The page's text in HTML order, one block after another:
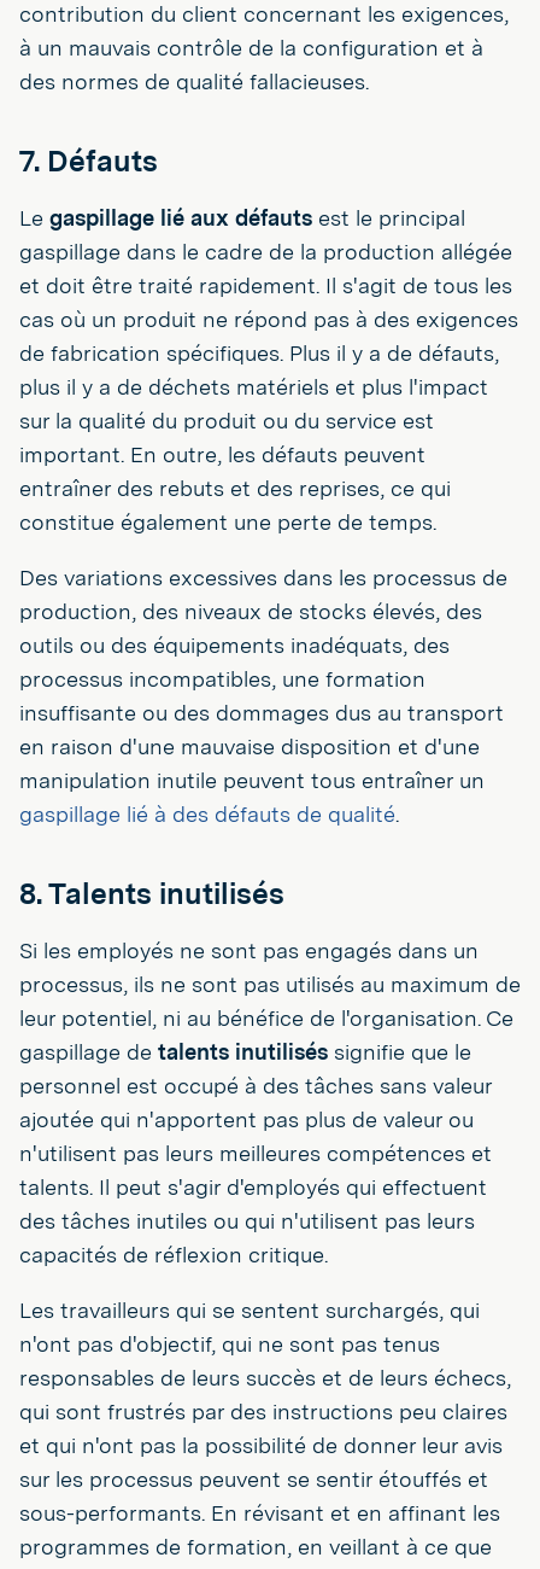
contribution du client concernant les exigences,
à un mauvais contrôle de la configuration et à
des normes de qualité fallacieuses.
7. Défauts
Le gaspillage lié aux défauts est le principal
gaspillage dans le cadre de la production allégée
et doit être traité rapidement. Il s'agit de tous les
cas où un produit ne répond pas à des exigences
de fabrication spécifiques. Plus il y a de défauts,
plus il y a de déchets matériels et plus l'impact
sur la qualité du produit ou du service est
important. En outre, les défauts peuvent
entraîner des rebuts et des reprises, ce qui
constitue également une perte de temps.
Des variations excessives dans les processus de
production, des niveaux de stocks élevés, des
outils ou des équipements inadéquats, des
processus incompatibles, une formation
insuffisante ou des dommages dus au transport
en raison d'une mauvaise disposition et d'une
manipulation inutile peuvent tous entraîner un
gaspillage lié à des défauts de qualité.
8. Talents inutilisés
Si les employés ne sont pas engagés dans un
processus, ils ne sont pas utilisés au maximum de
leur potentiel, ni au bénéfice de l'organisation. Ce
gaspillage de talents inutilisés signifie que le
personnel est occupé à des tâches sans valeur
ajoutée qui n'apportent pas plus de valeur ou
n'utilisent pas leurs meilleures compétences et
talents. Il peut s'agir d'employés qui effectuent
des tâches inutiles ou qui n'utilisent pas leurs
capacités de réflexion critique.
Les travailleurs qui se sentent surchargés, qui
n'ont pas d'objectif, qui ne sont pas tenus
responsables de leurs succès et de leurs échecs,
qui sont frustrés par des instructions peu claires
et qui n'ont pas la possibilité de donner leur avis
sur les processus peuvent se sentir étouffés et
sous-performants. En révisant et en affinant les
programmes de formation, en veillant à ce que